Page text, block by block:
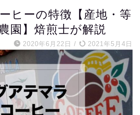
ヒーの特徴【産地・等
園】焙煎士が解説
2020年6月22日 / 2021年5月4日